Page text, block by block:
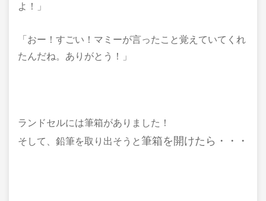
よ！」
「おー！すごい！マミーが言ったこと覚えていてくれ
たんだね。ありがとう！」
ランドセルには筆箱がありました！
そして、鉛筆を取り出そうと筆箱を開けたら・・・